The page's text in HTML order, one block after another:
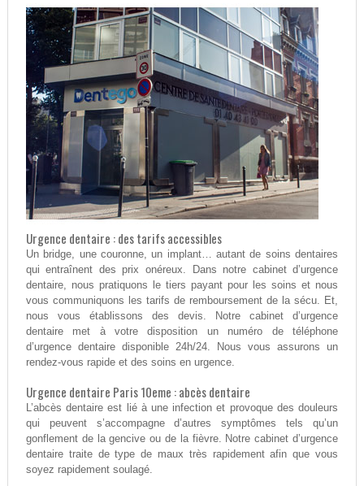
Urgence dentaire : des tarifs accessibles
Un bridge, une couronne, un implant… autant de soins dentaires
qui entraînent des prix onéreux. Dans notre cabinet d’urgence
dentaire, nous pratiquons le tiers payant pour les soins et nous
vous communiquons les tarifs de remboursement de la sécu. Et,
nous vous établissons des devis. Notre cabinet d’urgence
dentaire met à votre disposition un numéro de téléphone
d’urgence dentaire disponible 24h/24. Nous vous assurons un
rendez-vous rapide et des soins en urgence.
Urgence dentaire Paris 10eme : abcès dentaire
L’abcès dentaire est lié à une infection et provoque des douleurs
qui peuvent s’accompagne d’autres symptômes tels qu’un
gonflement de la gencive ou de la fièvre. Notre cabinet d’urgence
dentaire traite de type de maux très rapidement afin que vous
soyez rapidement soulagé.